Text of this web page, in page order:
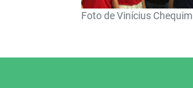
Foto de Vinícius Chequim